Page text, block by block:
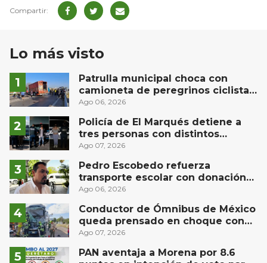
Lo más visto
Patrulla municipal choca con
camioneta de peregrinos ciclistas
en la autopista México-Querétaro
Ago 06, 2026
Policía de El Marqués detiene a
tres personas con distintos
narcóticos
Ago 07, 2026
Pedro Escobedo refuerza
transporte escolar con donación
de camión de Flecha Amarilla para
Ago 06, 2026
Conductor de Ómnibus de México
queda prensado en choque con
materialista en San Juan del Río
Ago 07, 2026
PAN aventaja a Morena por 8.6